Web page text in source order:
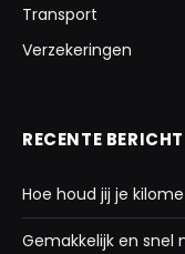
Transport
Verzekeringen
RECENTE
Hoe houd jij je
Gemakkelijk en snel